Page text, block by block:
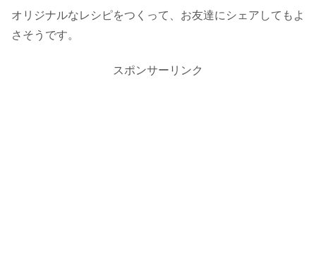
オリジナルなレシピをつくって、お友達にシェアしてもよ
さそうです。
スポンサーリンク